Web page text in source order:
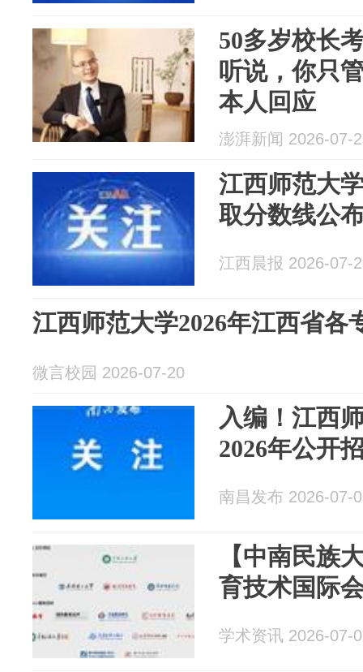
50多岁校长
听说，你只
本人回应
澎湃新闻 2026-07-
江西师范大
取分数线公
江西晨报 2026-07-
江西师范大学2026年江西省各
微言校园 2026-07-20
入编！江西
2026年公开
南昌发布 2026-07-
【中南民族
育技术国际
学术资讯 2026-07-